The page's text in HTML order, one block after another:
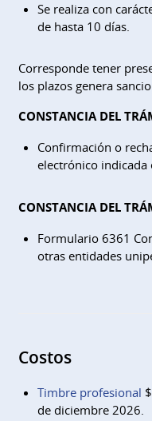
Se realiza con
de hasta 10 días.
Corresponde tener
los plazos genera
CONSTANCIA DEL
Confirmación o
electrónico indicada
CONSTANCIA DEL
Formulario 6361
otras entidades
Costos
Timbre profesional
de diciembre 2026.